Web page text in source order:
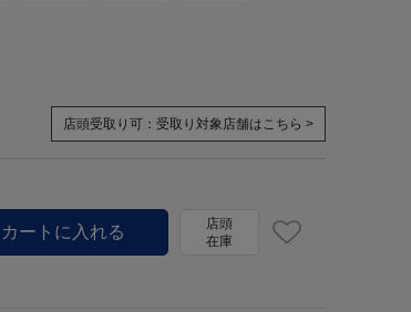
店頭受取り可： 受取り対象店舗はこちら >
店頭
在庫